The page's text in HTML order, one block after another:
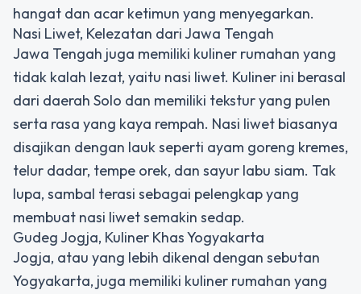
hangat dan acar ketimun yang menyegarkan.
Nasi Liwet, Kelezatan dari Jawa Tengah
Jawa Tengah juga memiliki kuliner rumahan yang
tidak kalah lezat, yaitu nasi liwet. Kuliner ini berasal
dari daerah Solo dan memiliki tekstur yang pulen
serta rasa yang kaya rempah. Nasi liwet biasanya
disajikan dengan lauk seperti ayam goreng kremes,
telur dadar, tempe orek, dan sayur labu siam. Tak
lupa, sambal terasi sebagai pelengkap yang
membuat nasi liwet semakin sedap.
Gudeg Jogja, Kuliner Khas Yogyakarta
Jogja, atau yang lebih dikenal dengan sebutan
Yogyakarta, juga memiliki kuliner rumahan yang